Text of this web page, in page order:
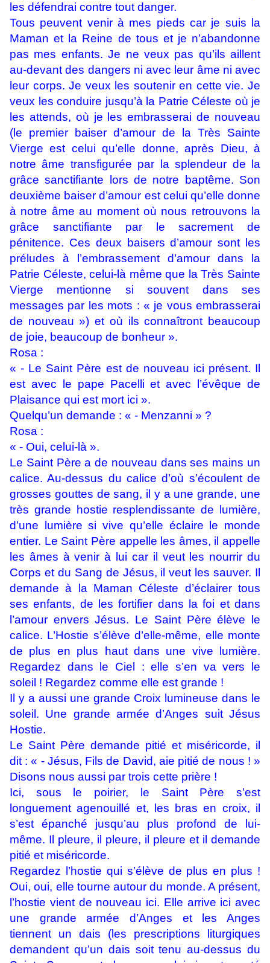
les défendrai contre tout danger.
Tous peuvent venir à mes pieds car je suis la
Maman et la Reine de tous et je n’abandonne
pas mes enfants. Je ne veux pas qu’ils aillent
au-devant des dangers ni avec leur âme ni avec
leur corps. Je veux les soutenir en cette vie. Je
veux les conduire jusqu’à la Patrie Céleste où je
les attends, où je les embrasserai de nouveau
(le premier baiser d’amour de la Très Sainte
Vierge est celui qu’elle donne, après Dieu, à
notre âme transfigurée par la splendeur de la
grâce sanctifiante lors de notre baptême. Son
deuxième baiser d’amour est celui qu’elle donne
à notre âme au moment où nous retrouvons la
grâce sanctifiante par le sacrement de
pénitence. Ces deux baisers d’amour sont les
préludes à l’embrassement d’amour dans la
Patrie Céleste, celui-là même que la Très Sainte
Vierge mentionne si souvent dans ses
messages par les mots : « je vous embrasserai
de nouveau ») et où ils connaîtront beaucoup
de joie, beaucoup de bonheur ».
Rosa :
« - Le Saint Père est de nouveau ici présent. Il
est avec le pape Pacelli et avec l’évêque de
Plaisance qui est mort ici ».
Quelqu’un demande : « - Menzanni » ?
Rosa :
« - Oui, celui-là ».
Le Saint Père a de nouveau dans ses mains un
calice. Au-dessus du calice d’où s’écoulent de
grosses gouttes de sang, il y a une grande, une
très grande hostie resplendissante de lumière,
d’une lumière si vive qu’elle éclaire le monde
entier. Le Saint Père appelle les âmes, il appelle
les âmes à venir à lui car il veut les nourrir du
Corps et du Sang de Jésus, il veut les sauver. Il
demande à la Maman Céleste d’éclairer tous
ses enfants, de les fortifier dans la foi et dans
l’amour envers Jésus. Le Saint Père élève le
calice. L’Hostie s’élève d’elle-même, elle monte
de plus en plus haut dans une vive lumière.
Regardez dans le Ciel : elle s’en va vers le
soleil ! Regardez comme elle est grande !
Il y a aussi une grande Croix lumineuse dans le
soleil. Une grande armée d’Anges suit Jésus
Hostie.
Le Saint Père demande pitié et miséricorde, il
dit : « - Jésus, Fils de David, aie pitié de nous ! »
Disons nous aussi par trois cette prière !
Ici, sous le poirier, le Saint Père s’est
longuement agenouillé et, les bras en croix, il
s’est épanché jusqu’au plus profond de lui-
même. Il pleure, il pleure, il pleure et il demande
pitié et miséricorde.
Regardez l’hostie qui s’élève de plus en plus !
Oui, oui, elle tourne autour du monde. A présent,
l’hostie vient de nouveau ici. Elle arrive ici avec
une grande armée d’Anges et les Anges
tiennent un dais (les prescriptions liturgiques
demandent qu’un dais soit tenu au-dessus du